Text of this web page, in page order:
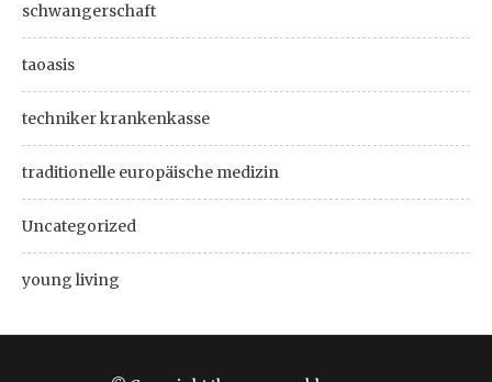
schwangerschaft
taoasis
techniker krankenkasse
traditionelle europäische medizin
Uncategorized
young living